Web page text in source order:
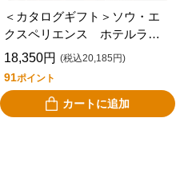
＜カタログギフト＞ソウ・エ
クスペリエンス ホテルラン
チギフトＰＬＵＳ
18,350円 (税込20,185円)
91ポイント
カートに追加